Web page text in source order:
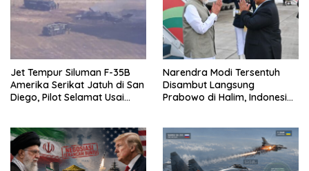
Jet Tempur Siluman F-35B
Amerika Serikat Jatuh di San
Diego, Pilot Selamat Usai
Narendra Modi Tersentuh
Disambut Langsung
Prabowo di Halim, Indonesia